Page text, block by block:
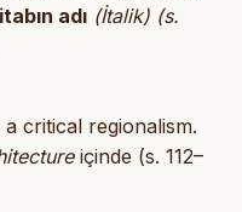
adı (İtalik) (s.
critical regionalism.
içinde (s. 112–